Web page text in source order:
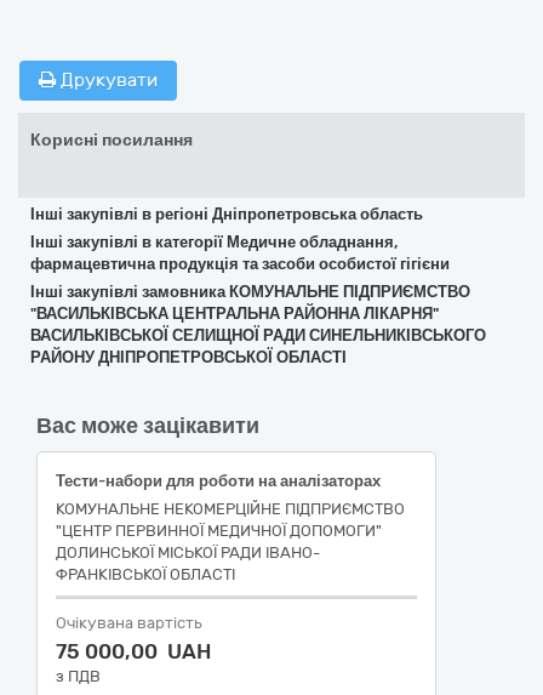
Друкувати
Корисні посилання
Інші закупівлі в регіоні Дніпропетровська область
Інші закупівлі в категорії Медичне обладнання,
фармацевтична продукція та засоби особистої гігієни
Інші закупівлі замовника КОМУНАЛЬНЕ ПІДПРИЄМСТВО
"ВАСИЛЬКІВСЬКА ЦЕНТРАЛЬНА РАЙОННА ЛІКАРНЯ"
ВАСИЛЬКІВСЬКОЇ СЕЛИЩНОЇ РАДИ СИНЕЛЬНИКІВСЬКОГО
РАЙОНУ ДНІПРОПЕТРОВСЬКОЇ ОБЛАСТІ
Вас може зацікавити
Тести-набори для роботи на аналізаторах
КОМУНАЛЬНЕ НЕКОМЕРЦІЙНЕ ПІДПРИЄМСТВО
"ЦЕНТР ПЕРВИННОЇ МЕДИЧНОЇ ДОПОМОГИ"
ДОЛИНСЬКОЇ МІСЬКОЇ РАДИ ІВАНО-
ФРАНКІВСЬКОЇ ОБЛАСТІ
Очікувана вартість
75 000,00 UAH
з ПДВ